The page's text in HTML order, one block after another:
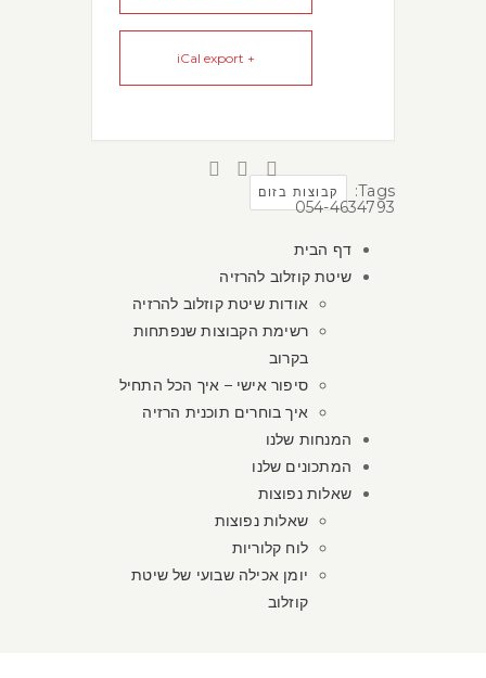
+ iCal export
Tags: קבוצות בזום
054-4634793
דף הבית
שיטת קוזלוב להרזיה
אודות שיטת קוזלוב להרזיה
רשימת הקבוצות שנפתחות
בקרוב
סיפור אישי – איך הכל התחיל
איך בוחרים תוכנית הרזיה
המנחות שלנו
המתכונים שלנו
שאלות נפוצות
שאלות נפוצות
לוח קלוריות
יומן אכילה שבועי של שיטת
קוזלוב